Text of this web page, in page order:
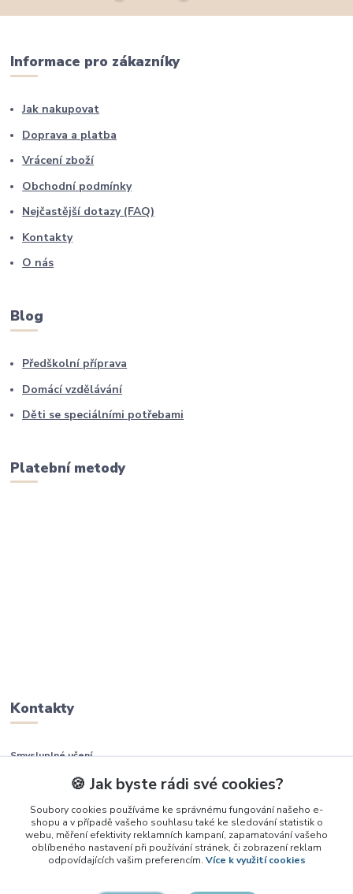
Informace pro zákazníky
Jak nakupovat
Doprava a platba
Vrácení zboží
Obchodní podmínky
Nejčastější dotazy (FAQ)
Kontakty
O nás
Blog
Předškolní příprava
Domácí vzdělávání
Děti se speciálními potřebami
Platební metody
Kontakty
Smysluplné učení
+420 737 937 936
info@smysluplneuceni.cz
🍪 Jak byste rádi své cookies?
Soubory cookies používáme ke správnému fungování našeho e-
shopu a v případě vašeho souhlasu také ke sledování statistik o
webu, měření efektivity reklamních kampaní, zapamatování vašeho
oblíbeného nastavení při používání stránek, či zobrazení reklam
odpovídajících vašim preferencím. Více k využití cookies